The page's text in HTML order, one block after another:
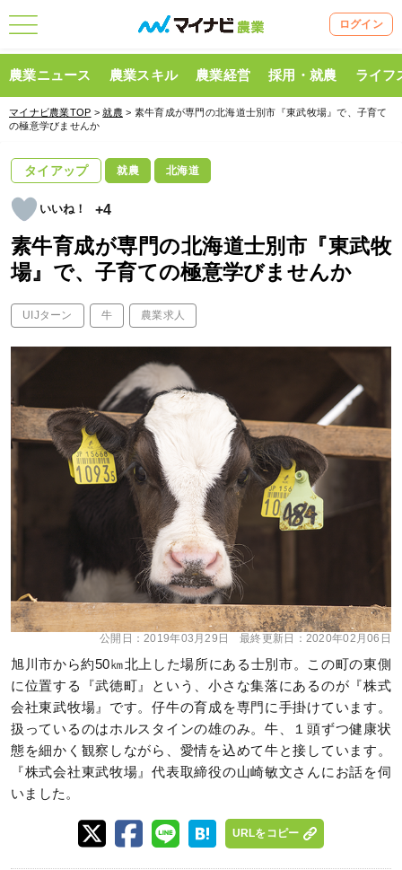
ログイン
農業ニュース 農業スキル 農業経営 採用・就農 ライフ
マイナビ農業TOP >就農 > 素牛育成が専門の北海道士別市『東武牧場』で、子育て
の極意学びませんか
タイアップ 就農 北海道
+4
素牛育成が専門の北海道士別市『東武牧
場』で、子育ての極意学びませんか
UIJターン 牛 農業求人
公開日：2019年03月29日 最終更新日： 2020年02月06日
旭川市から約50㎞北上した場所にある士別市。この町の東側
に位置する『武徳町』という、小さな集落にあるのが『株式
会社東武牧場』です。仔牛の育成を専門に手掛けています。
扱っているのはホルスタインの雄のみ。牛、１頭ずつ健康状
態を細かく観察しながら、愛情を込めて牛と接しています。
『株式会社東武牧場』代表取締役の山崎敏文さんにお話を伺
いました。
URLをコピー